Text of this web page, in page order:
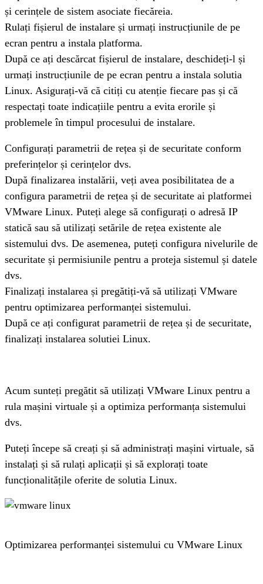
și cerințele de sistem asociate fiecăreia.
Rulați fișierul de instalare și urmați instrucțiunile de pe
ecran pentru a instala platforma.
După ce ați descărcat fișierul de instalare, deschideți-l și
urmați instrucțiunile de pe ecran pentru a instala solutia
Linux. Asigurați-vă că citiți cu atenție fiecare pas și că
respectați toate indicațiile pentru a evita erorile și
problemele în timpul procesului de instalare.
Configurați parametrii de rețea și de securitate conform
preferințelor și cerințelor dvs.
După finalizarea instalării, veți avea posibilitatea de a
configura parametrii de rețea și de securitate ai platformei
VMware Linux. Puteți alege să configurați o adresă IP
statică sau să utilizați setările de rețea existente ale
sistemului dvs. De asemenea, puteți configura nivelurile de
securitate și permisiunile pentru a proteja sistemul și datele
dvs.
Finalizați instalarea și pregătiți-vă să utilizați VMware
pentru optimizarea performanței sistemului.
După ce ați configurat parametrii de rețea și de securitate,
finalizați instalarea solutiei Linux.
Acum sunteți pregătit să utilizați VMware Linux pentru a
rula mașini virtuale și a optimiza performanța sistemului
dvs.
Puteți începe să creați și să administrați mașini virtuale, să
instalați și să rulați aplicații și să explorați toate
funcționalitățile oferite de solutia Linux.
Optimizarea performanței sistemului cu VMware Linux